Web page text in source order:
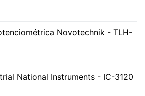
Novotechnik - TLH-
National Instruments - IC-3120